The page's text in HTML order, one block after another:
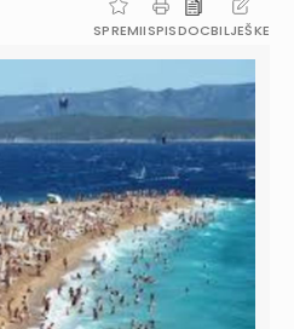
SPREMIISPISDOCBILJEŠKE